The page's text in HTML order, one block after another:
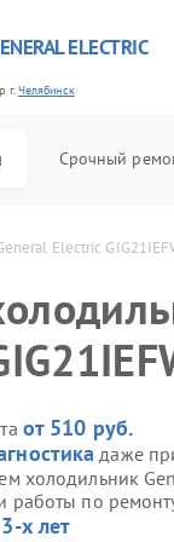
ELECTRIC
г.Челябинск
Срочный
Electric
от 510 руб.
даже
холодильник
работы по
х лет